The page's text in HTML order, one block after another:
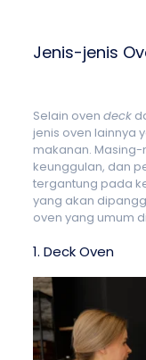
Jenis-jenis
Selain oven deck
jenis oven lainnya
makanan. Masing-
keunggulan, dan
tergantung pada
yang akan
oven yang umum
1. Deck Oven